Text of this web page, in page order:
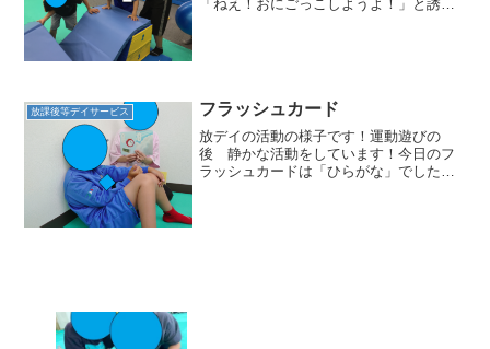
「ねえ！おにごっこしようよ！」と誘わ
放課後等デイサービス フラッシュカード
放デイの活動の様子です！運動遊びの
後 静かな活動をしています！今日のフ
ラッシュカードは「ひらがな」でしたカ